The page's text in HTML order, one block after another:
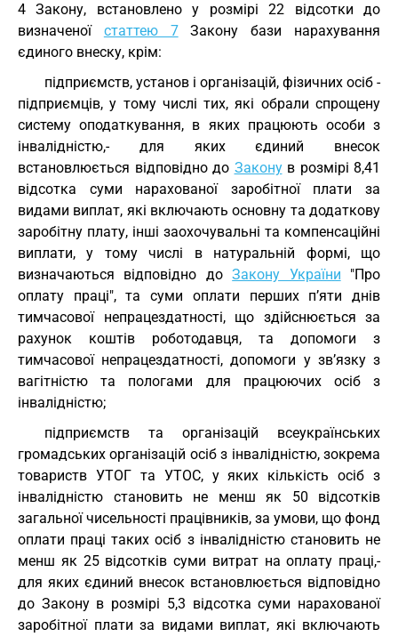
4 Закону, встановлено у розмірі 22 відсотки до
визначеної статтею 7Закону бази нарахування
єдиного внеску, крім:
підприємств, установ і організацій, фізичних осіб -
підприємців, у тому числі тих, які обрали спрощену
систему оподаткування, в яких працюють особи з
інвалідністю,- для яких єдиний внесок
встановлюється відповідно до Законув розмірі 8,41
відсотка суми нарахованої заробітної плати за
видами виплат, які включають основну та додаткову
заробітну плату, інші заохочувальні та компенсаційні
виплати, у тому числі в натуральній формі, що
визначаються відповідно доЗакону України "Про
оплату праці", та суми оплати перших п’яти днів
тимчасової непрацездатності, що здійснюється за
рахунок коштів роботодавця, та допомоги з
тимчасової непрацездатності, допомоги у зв’язку з
вагітністю та пологами для працюючих осіб з
інвалідністю;
підприємств та організацій всеукраїнських
громадських організацій осіб з інвалідністю, зокрема
товариств УТОГ та УТОС, у яких кількість осіб з
інвалідністю становить не менш як 50 відсотків
загальної чисельності працівників, за умови, що фонд
оплати праці таких осіб з інвалідністю становить не
менш як 25 відсотків суми витрат на оплату праці,-
для яких єдиний внесок встановлюється відповідно
до Закону в розмірі 5,3 відсотка суми нарахованої
заробітної плати за видами виплат, які включають